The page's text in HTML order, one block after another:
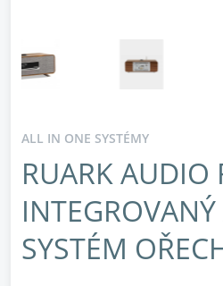
ALL IN ONE SYSTÉMY
RUARK AUDIO
SYSTÉM